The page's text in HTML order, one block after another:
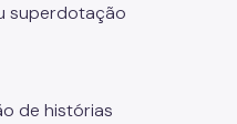
superdotação
de histórias